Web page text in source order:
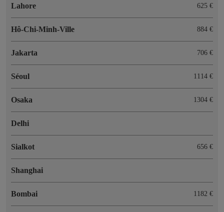
Lahore 625 €
Hô-Chi-Minh-Ville 884 €
Jakarta 706 €
Séoul 1114 €
Osaka 1304 €
Delhi
Sialkot 656 €
Shanghai
Bombai 1182 €